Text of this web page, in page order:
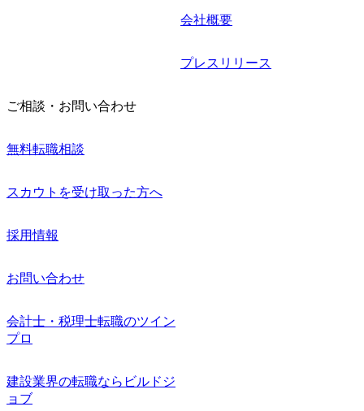
会社概要
プレスリリース
ご相談・お問い合わせ
無料転職相談
スカウトを受け取った方へ
採用情報
お問い合わせ
会計士・税理士転職のツイン
プロ
建設業界の転職ならビルドジ
ョブ